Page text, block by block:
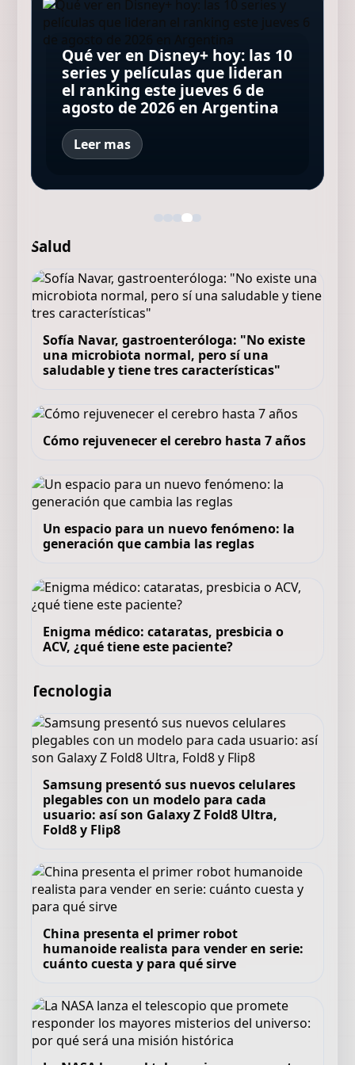
La invitación, o Te invito a mi
fiestita (sexual) con Penélope
Cruz
Canelones, de Casciari, tiene
humor negro, thriller y a
Barassi y Agustín Aristarán
El regreso de Andy
Kusnetzoff: su mirada del
streaming y cómo competir
con Mirtha Legrand en la TV
que Pergolini dio por muerta
Qué ver en Disney+ hoy: las 10
series y películas que lideran
el ranking este jueves 6 de
agosto de 2026 en Argentina
Leer mas
Día D Bajo presión, la película
con Brendan Fraser que
cuenta una historia que es
verdad, aunque usted no lo
crea
Salud
Sofía Navar, gastroenteróloga: "No existe
una microbiota normal, pero sí una
saludable y tiene tres características"
Cómo rejuvenecer el cerebro hasta 7 años
Un espacio para un nuevo fenómeno: la
generación que cambia las reglas
Enigma médico: cataratas, presbicia o
ACV, ¿qué tiene este paciente?
Tecnologia
Samsung presentó sus nuevos celulares
plegables con un modelo para cada
usuario: así son Galaxy Z Fold8 Ultra,
Fold8 y Flip8
China presenta el primer robot
humanoide realista para vender en serie:
cuánto cuesta y para qué sirve